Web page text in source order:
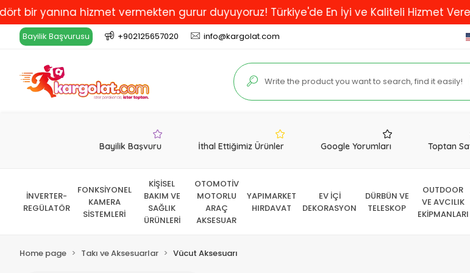
yanına hizmet vermekten gurur duyuyoruz! Türkiye'de En İyi ve Kaliteli Hizmet Veren
Bayilik Başvurusu +902125657020 info@kargolat.com
Bayilik Başvuru İthal Ettiğimiz Ürünler Google Yorumları Toptan
İNVERTER-
REGÜLATÖR
FONKSİYONEL
KAMERA
SİSTEMLERİ
KİŞİSEL
BAKIM VE
SAĞLIK
ÜRÜNLERİ
OTOMOTİV
MOTORLU
ARAÇ
AKSESUAR
YAPIMARKET
HIRDAVAT
EV İÇİ
DEKORASYON
DÜRBÜN VE
TELESKOP
OUTDOOR
VE AVCILIK
EKİPMANLARI
Home page Takı ve Aksesuarlar Vücut Aksesuarı